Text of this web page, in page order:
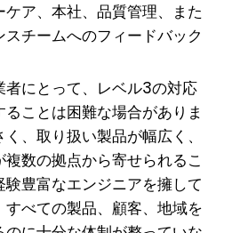
ア、本社、品質管理、また
チームへのフィードバック
者にとって、レベル3の対応
ことは困難な場合がありま
、取り扱い製品が幅広く、
数の拠点から寄せられるこ
豊富なエンジニアを擁して
べての製品、顧客、地域を